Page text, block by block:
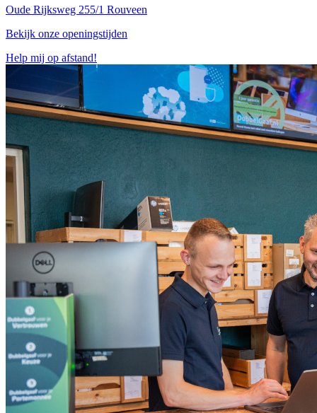
Oude Rijksweg 255/1 Rouveen
Bekijk onze openingstijden
Help mij op afstand!